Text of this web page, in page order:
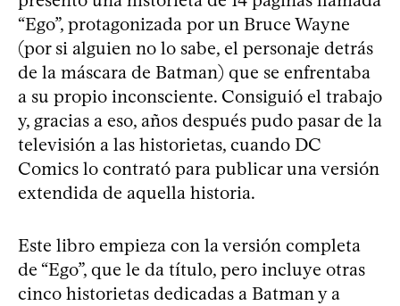
“Ego”, protagonizada por un Bruce Wayne
(por si alguien no lo sabe, el personaje detrás
de la máscara de Batman) que se enfrentaba
a su propio inconsciente. Consiguió el trabajo
y, gracias a eso, años después pudo pasar de la
televisión a las historietas, cuando DC
Comics lo contrató para publicar una versión
extendida de aquella historia.
Este libro empieza con la versión completa
de “Ego”, que le da título, pero incluye otras
cinco historietas dedicadas a Batman y a